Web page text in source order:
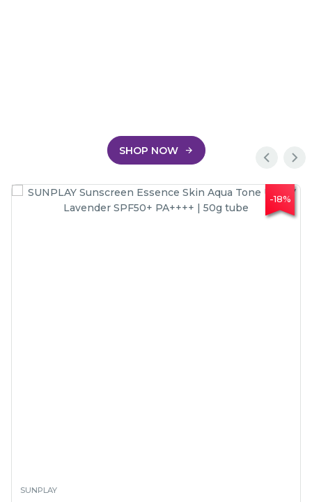
SHOP NOW
-18%
SUNPLAY